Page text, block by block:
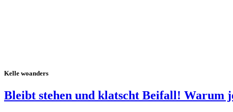
Kelle woanders
Bleibt stehen und klatscht Beifall! Warum